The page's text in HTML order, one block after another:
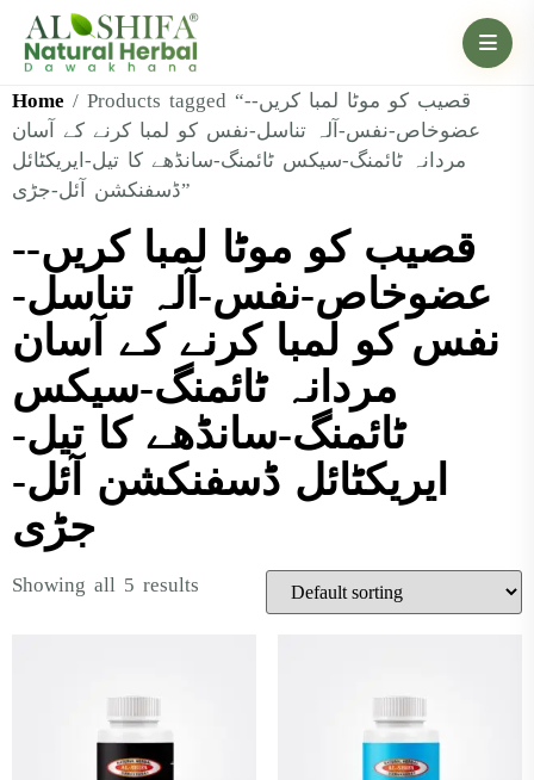
Home / Products tagged “-قصیب کو موٹا لمبا کریں-
عضوخاص-نفس-آلہ تناسل-نفس کو لمبا کرنے کے آسان
مردانہ ٹائمنگ-سیکس ٹائمنگ-سانڈھے کا تیل-ایریکٹائل
ڈسفنکشن آئل-جڑی”
-قصیب کو موٹا لمبا کریں-
عضوخاص-نفس-آلہ تناسل-
نفس کو لمبا کرنے کے آسان
مردانہ ٹائمنگ-سیکس
ٹائمنگ-سانڈھے کا تیل-
ایریکٹائل ڈسفنکشن آئل-
جڑی
Showing all 5 results